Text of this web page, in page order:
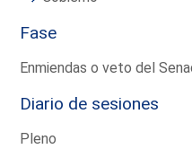
Fase
Enmiendas o veto del
Diario de sesiones
Pleno